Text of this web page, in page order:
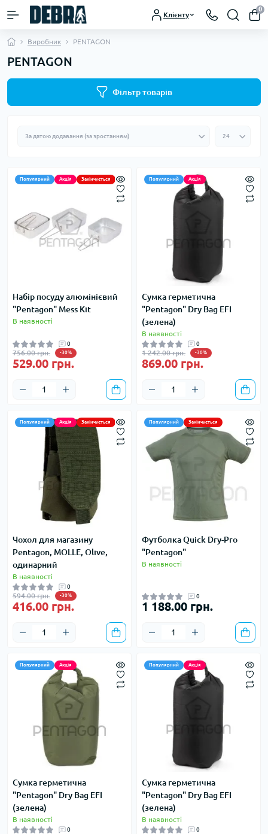
Клієнту
0
Виробник PENTAGON
PENTAGON
Фільтр товарів
Популярний Акція Закінчується
Набір посуду алюмінієвий
"Pentagon" Mess Kit
В наявності
0
756.00 грн. -30%
529.00 грн.
Популярний Акція
Сумка герметична
"Pentagon" Dry Bag EFI
(зелена)
В наявності
0
1 242.00 грн. -30%
869.00 грн.
Популярний Акція Закінчується
Чохол для магазину
Pentagon, MOLLE, Olive,
одинарний
В наявності
0
594.00 грн. -30%
416.00 грн.
Популярний Закінчується
Футболка Quick Dry-Pro
"Pentagon"
В наявності
0
1 188.00 грн.
Популярний Акція
Сумка герметична
"Pentagon" Dry Bag EFI
(зелена)
В наявності
0
Популярний Акція
Сумка герметична
"Pentagon" Dry Bag EFI
(зелена)
В наявності
0